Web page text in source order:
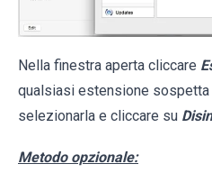
Nella finestra aperta cliccare
qualsiasi estensione
selezionarla e cliccare su
Metodo opzionale: